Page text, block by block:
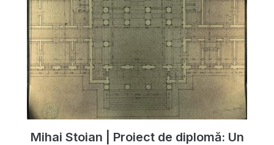
Mihai Stoian | Proiect de diplomă: Un